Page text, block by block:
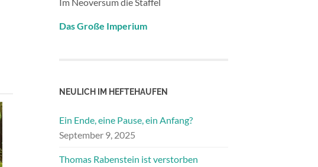
Das Große Imperium
NEULICH IM HEFTEHAUFEN
Ein Ende, eine Pause, ein Anfang?
September 9, 2025
Thomas Rabenstein ist verstorben